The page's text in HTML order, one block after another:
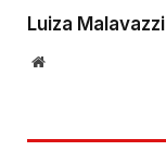
Luiza Malavazzi
Website